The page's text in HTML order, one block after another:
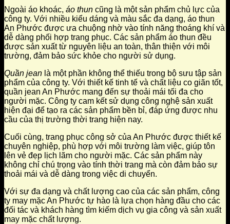
Ngoài áo khoác, áo thun cũng là một sản phẩm chủ lực của
công ty. Với nhiều kiểu dáng và màu sắc đa dạng, áo thun
An Phước được ưa chuộng nhờ vào tính năng thoáng khí và
dễ dàng phối hợp trang phục. Các sản phẩm áo thun đều
được sản xuất từ nguyên liệu an toàn, thân thiện với môi
trường, đảm bảo sức khỏe cho người sử dụng.
Quần jean là một phần không thể thiếu trong bộ sưu tập sản
phẩm của công ty. Với thiết kế tinh tế và chất liệu co giãn tốt,
quần jean An Phước mang đến sự thoải mái tối đa cho
người mặc. Công ty cam kết sử dụng công nghệ sản xuất
hiện đại để tạo ra các sản phẩm bền bỉ, đáp ứng được nhu
cầu của thị trường thời trang hiện nay.
Cuối cùng, trang phục công sở của An Phước được thiết kế
chuyên nghiệp, phù hợp với môi trường làm việc, giúp tôn
lên vẻ đẹp lịch lãm cho người mặc. Các sản phẩm này
không chỉ chú trọng vào tính thời trang mà còn đảm bảo sự
thoải mái và dễ dàng trong việc di chuyển.
Với sự đa dạng và chất lượng cao của các sản phẩm, công
ty may mặc An Phước tự hào là lựa chọn hàng đầu cho các
đối tác và khách hàng tìm kiếm dịch vụ gia công và sản xuất
may mặc chất lượng.